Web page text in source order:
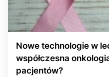
Nowe technologie w
współczesna
pacjentów?